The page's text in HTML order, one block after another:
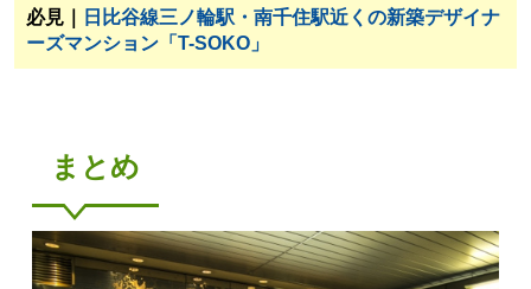
必見｜
日比谷線三ノ輪駅・南千住駅近くの新築デザイナ
ーズマンション「T-SOKO」
まとめ